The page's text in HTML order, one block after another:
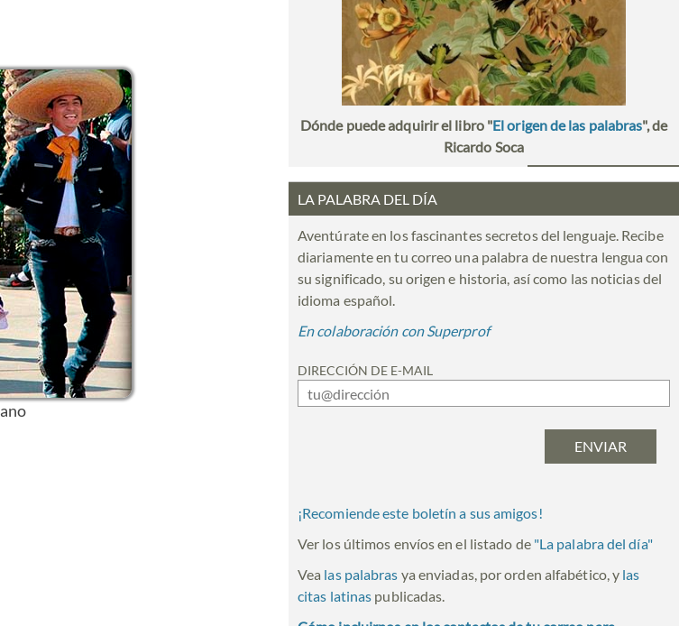
Dónde puede adquirir el libro "El origen de las palabras", de
Ricardo Soca
LA PALABRA DEL DÍA
Aventúrate en los fascinantes secretos del lenguaje. Recibe
diariamente en tu correo una palabra de nuestra lengua con
su significado, su origen e historia, así como las noticias del
idioma español.
En colaboración con Superprof
DIRECCIÓN DE E-MAIL
¡Recomiende este boletín a sus amigos!
Ver los últimos envíos en el listado de "La palabra del día"
Vea las palabras ya enviadas, por orden alfabético, y las
citas latinas publicadas.